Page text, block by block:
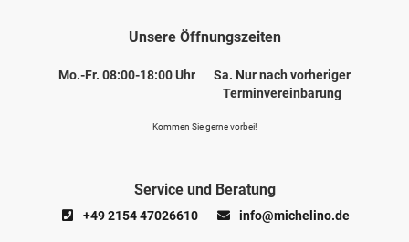
Unsere Öffnungszeiten
Mo.-Fr. 08:00-18:00 Uhr
Sa. Nur nach vorheriger
Terminvereinbarung
Kommen Sie gerne vorbei!
Service und Beratung
+49 2154 47026610 info@michelino.de